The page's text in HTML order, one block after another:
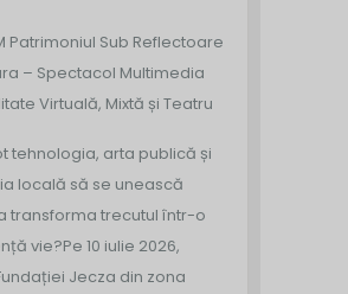
Patrimoniul Sub Reflectoare
– Spectacol Multimedia
Virtuală, Mixtă și Teatru
tehnologia, arta publică și
locală să se unească
transforma trecutul într-o
vie?Pe 10 iulie 2026,
Jecza din zona